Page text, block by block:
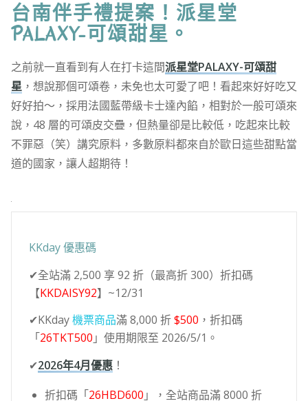
台南伴手禮提案！派星堂
PALAXY-可頌甜星。
之前就一直看到有人在打卡這間派星堂PALAXY-可頌甜
星，想說那個可頌卷，未免也太可愛了吧！看起來好好吃又
好好拍～，採用法國藍帶級卡士達內餡，相對於一般可頌來
說，48 層的可頌皮交疊，但熱量卻是比較低，吃起來比較
不罪惡（笑）講究原料，多數原料都來自於歐日這些甜點當
道的國家，讓人超期待！
KKday 優惠碼
✔全站滿 2,500 享 92 折（最高折 300）折扣碼
【KKDAISY92】~12/31
✔KKday機票商品滿 8,000 折$500 ，折扣碼
「26TKT500 」使用期限至 2026/5/1。
✔2026年4月優惠！
折扣碼「26HBD600 」，全站商品滿 8000 折